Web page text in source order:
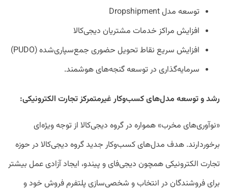
توسعه مدل Dropshipment
افزایش مراکز خدمات مشتریان دیجی‌کالا
افزایش سریع نقاط تحویل حضوری جمع‌سپاری‌شده (PUDO)
سرمایه‌گذاری در توسعه گنجه‌های هوشمند.
رشد و توسعه مدل‌های کسب‌وکار غیرمتمرکز تجارت الکترونیکی:
«نوآوری‌های مخرب» همواره در گروه دیجی‌کالا از توجه ویژه‌ای
برخوردارند. هدف مدل‌های کسب‌وکار جدید گروه دیجی‌کالا در حوزه
تجارت الکترونیکی همچون دیجی‌فای و پیندو، ایجاد آزادی عمل بیشتر
برای فروشندگان در انتخاب و شخصی‌سازی پلتفرم فروش خود و